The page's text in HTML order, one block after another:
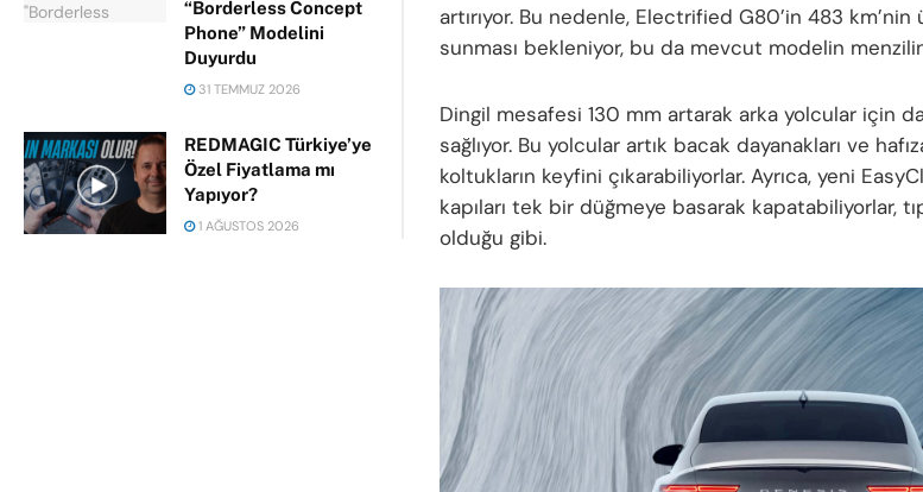
“Borderless Concept
Phone” Modelini
Duyurdu
31 TEMMUZ 2026
REDMAGIC Türkiye’ye
Özel Fiyatlama mı
Yapıyor?
1 AĞUSTOS 2026
artırıyor. Bu nedenle, Electrified G80’in 483
sunması bekleniyor, bu da mevcut modelin
Dingil mesafesi 130 mm artarak arka yolcular için
sağlıyor. Bu yolcular artık bacak dayanakları ve
koltukların keyfini çıkarabiliyorlar. Ayrıca, yeni
kapıları tek bir düğmeye basarak kapatabiliyorlar,
olduğu gibi.